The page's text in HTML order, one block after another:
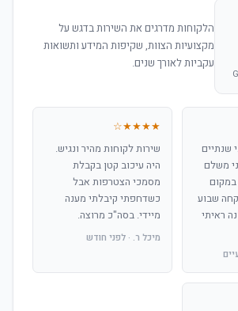
הלקוחות מדרגים את השירות בדגש על
מקצועיות הצוות, שקיפות המידע ותשואות
עקביות לאורך שנים.
שנתיים
משלם
במקום
שבוע
ראיתי
★★★★☆
שירות לקוחות מהיר ונגיש.
היה עיכוב קטן בקבלת
מסמכי הצטרפות אבל
כשדחפתי קיבלתי מענה
מיידי. בסה"כ מרוצה.
מיכל ר. · לפני חודש